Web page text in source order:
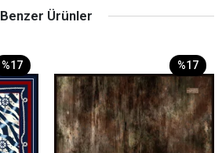
Benzer Ürünler
%17 %17